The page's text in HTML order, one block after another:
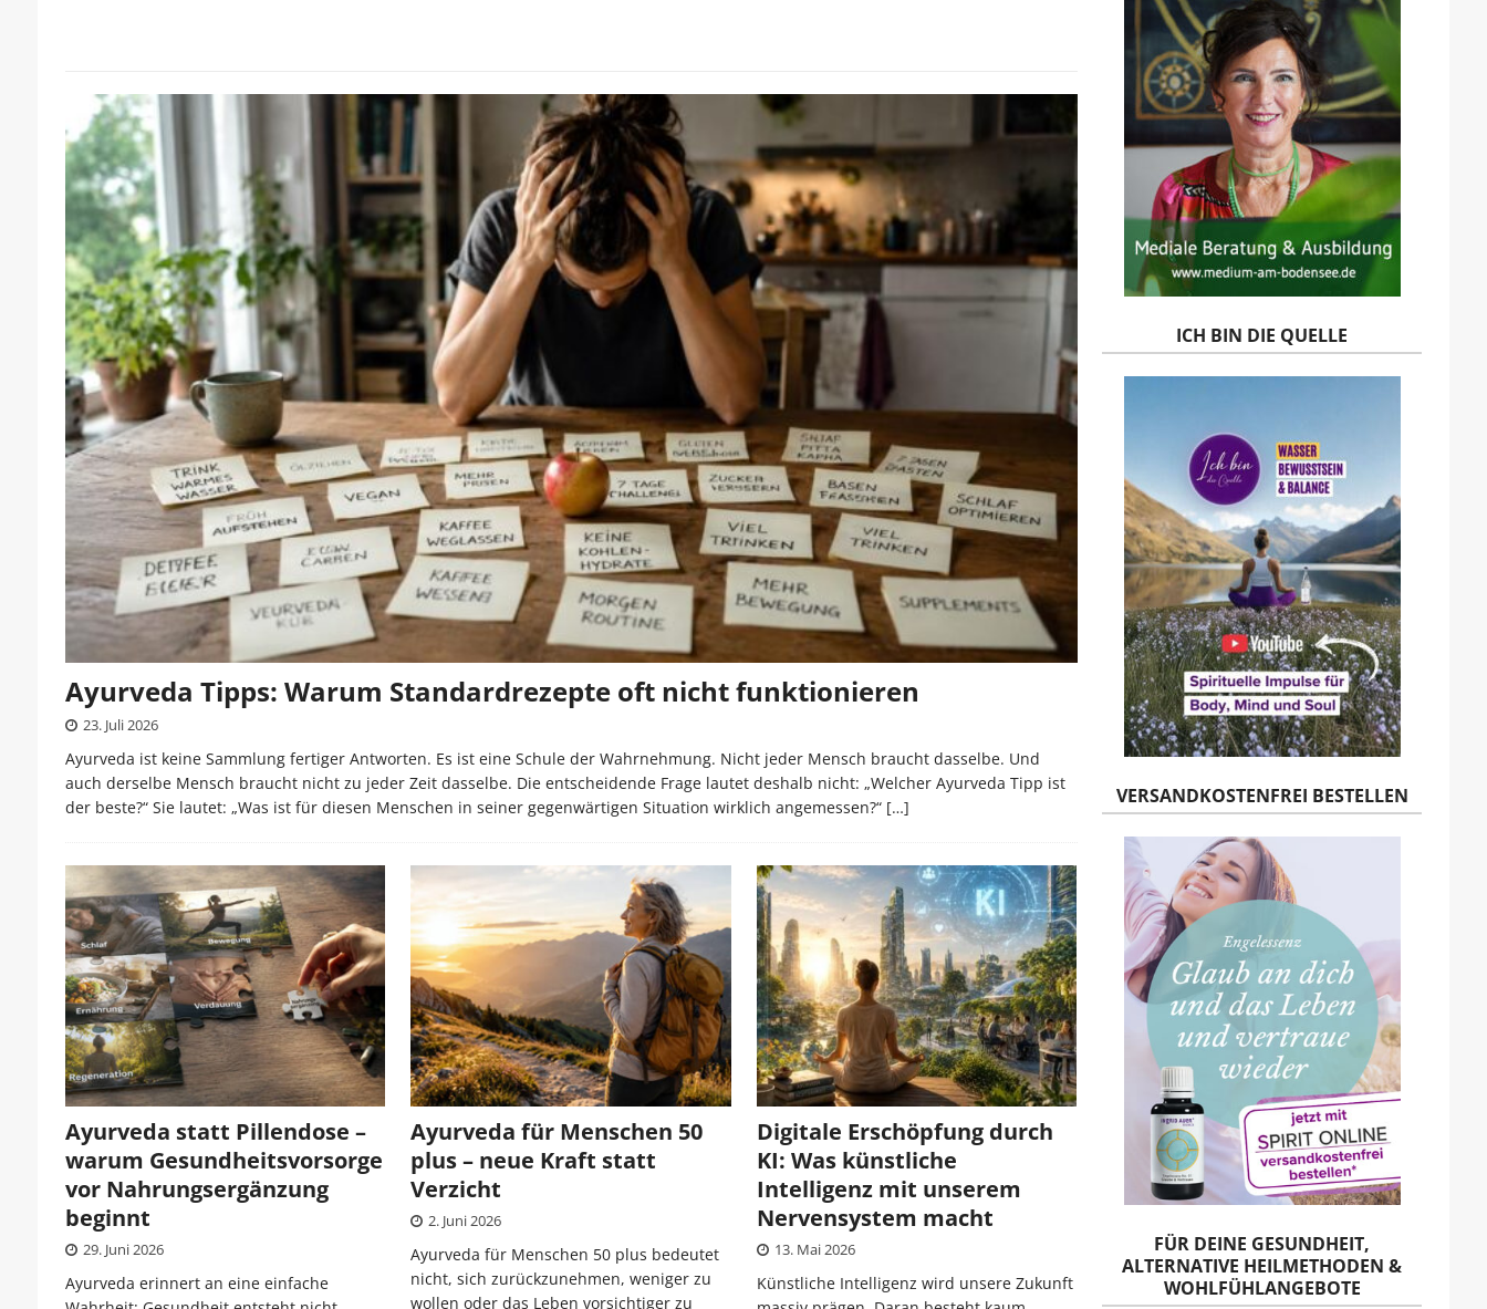
Ayurveda Tipps: Warum Standardrezepte oft nicht funktionieren
23. Juli 2026
Ayurveda ist keine Sammlung fertiger Antworten. Es ist eine Schule der Wahrnehmung. Nicht jeder Mensch braucht dasselbe. Und
auch derselbe Mensch braucht nicht zu jeder Zeit dasselbe. Die entscheidende Frage lautet deshalb nicht: „Welcher Ayurveda Tipp ist
der beste?“ Sie lautet: „Was ist für diesen Menschen in seiner gegenwärtigen Situation wirklich angemessen?“ […]
Ayurveda statt Pillendose –
warum Gesundheitsvorsorge
vor Nahrungsergänzung
beginnt
29. Juni 2026
Ayurveda erinnert an eine einfache
Ayurveda für Menschen 50
plus – neue Kraft statt
Verzicht
2. Juni 2026
Ayurveda für Menschen 50 plus bedeutet
nicht, sich zurückzunehmen, weniger zu
wollen oder das Leben vorsichtiger zu
Digitale Erschöpfung durch
KI: Was künstliche
Intelligenz mit unserem
Nervensystem macht
13. Mai 2026
Künstliche Intelligenz wird unsere Zukunft
ICH BIN DIE QUELLE
VERSANDKOSTENFREI BESTELLEN
FÜR DEINE GESUNDHEIT,
ALTERNATIVE HEILMETHODEN &
WOHLFÜHLANGEBOTE